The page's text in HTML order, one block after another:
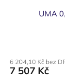
UMA
6 204,10 Kč bez
7 507 Kč